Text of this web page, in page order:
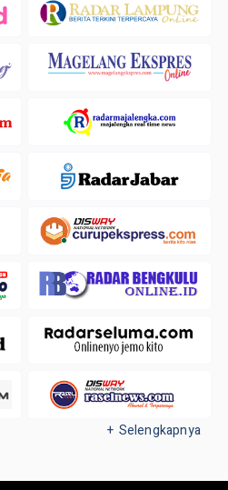
+ Selengkapnya